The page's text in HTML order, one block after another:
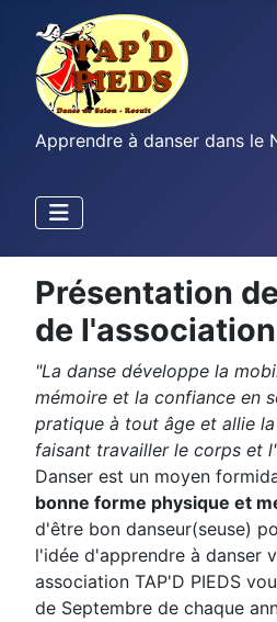
Apprendre à danser dans le
Présentation
de l'association
"La danse développe la
mémoire et la confiance en
pratique à tout âge et allie
faisant travailler le corps et
Danser est un moyen
bonne forme physique et
d'être bon danseur(seuse)
l'idée d'apprendre à danser
association TAP'D PIEDS
de Septembre de chaque